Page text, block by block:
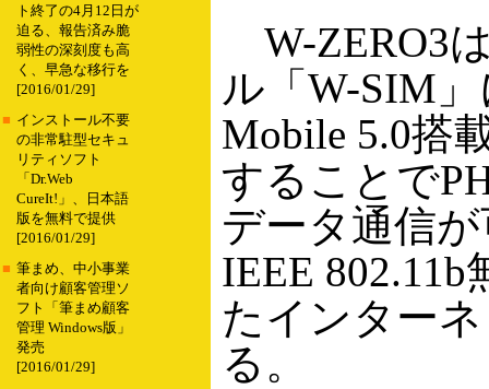
ト終了の4月12日が
迫る、報告済み脆
弱性の深刻度も高
く、早急な移行を
[2016/01/29]
■ インストール不要
の非常駐型セキュ
リティソフト
「Dr.Web
CureIt!」、日本語
版を無料で提供
[2016/01/29]
■ 筆まめ、中小事業
者向け顧客管理ソ
フト「筆まめ顧客
管理 Windows版」
発売
[2016/01/29]
W-ZERO3
ル「W-SIM
Mobile 5.0搭
することで
データ通信
IEEE
たインター
る。